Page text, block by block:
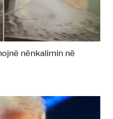
nënkalimin në